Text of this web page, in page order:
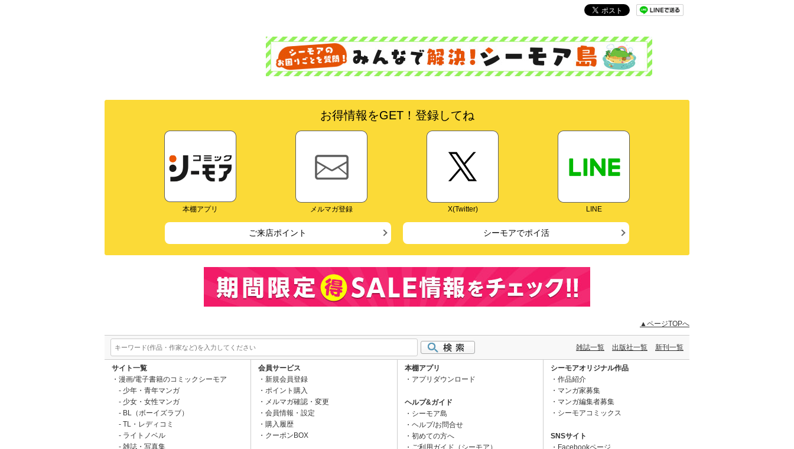
お得情報をGET！登録してね
本棚アプリ メルマガ登録 X(Twitter) LINE
ご来店ポイント シーモアでポイ活
▲ページTOPへ
雑誌一覧 出版社一覧 新刊一覧
サイト一覧
漫画/電子書籍のコミックシーモア
少年・青年マンガ
少女・女性マンガ
BL（ボーイズラブ）
TL・レディコミ
ライトノベル
雑誌・写真集
会員サービス
新規会員登録
ポイント購入
メルマガ確認・変更
会員情報・設定
購入履歴
クーポンBOX
本棚アプリ
アプリダウンロード
ヘルプ&ガイド
シーモア島
ヘルプ/お問合せ
初めての方へ
ご利用ガイド（シーモア）
シーモアオリジナル作品
作品紹介
マンガ家募集
マンガ編集者募集
シーモアコミックス
SNSサイト
Facebookページ